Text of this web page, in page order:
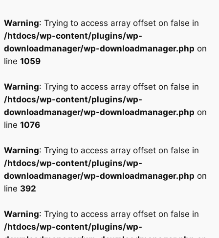
Warning: Trying to access array offset on false in
/htdocs/wp-content/plugins/wp-
downloadmanager/wp-downloadmanager.php on
line 1059
Warning: Trying to access array offset on false in
/htdocs/wp-content/plugins/wp-
downloadmanager/wp-downloadmanager.php on
line 1076
Warning: Trying to access array offset on false in
/htdocs/wp-content/plugins/wp-
downloadmanager/wp-downloadmanager.php on
line 392
Warning: Trying to access array offset on false in
/htdocs/wp-content/plugins/wp-